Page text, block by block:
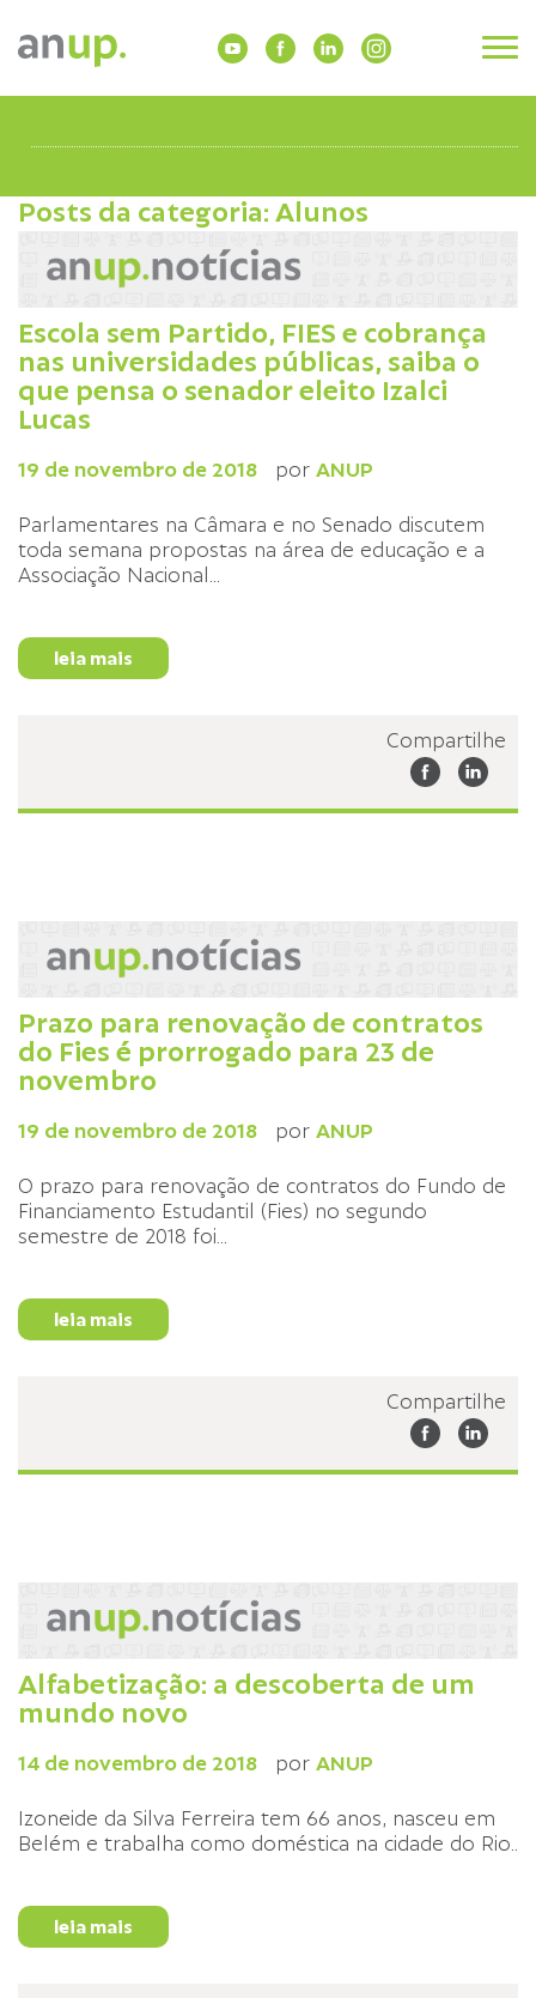
Posts da categoria: Alunos
Escola sem Partido, FIES e cobrança
nas universidades públicas, saiba o
que pensa o senador eleito Izalci
Lucas
19 de novembro de 2018 por ANUP
Parlamentares na Câmara e no Senado discutem
toda semana propostas na área de educação e a
Associação Nacional ...
leia mais
Compartilhe
Prazo para renovação de contratos
do Fies é prorrogado para 23 de
novembro
19 de novembro de 2018 por ANUP
O prazo para renovação de contratos do Fundo de
Financiamento Estudantil (Fies) no segundo
semestre de 2018 foi...
leia mais
Compartilhe
Alfabetização: a descoberta de um
mundo novo
14 de novembro de 2018 por ANUP
Izoneide da Silva Ferreira tem 66 anos, nasceu em
Belém e trabalha como doméstica na cidade do Rio...
leia mais